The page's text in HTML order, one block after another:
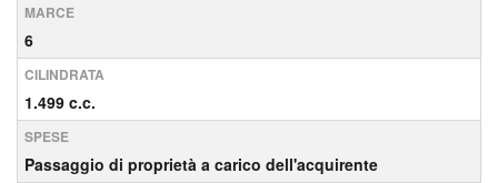
MARCE
6
CILINDRATA
1.499 c.c.
SPESE
Passaggio di proprietà a carico dell'acquirente